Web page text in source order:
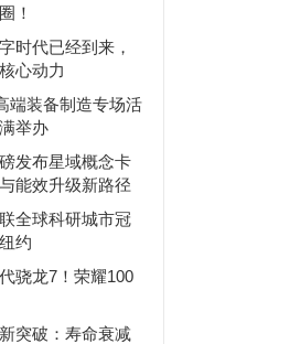
！
时代已经到来，
心动力
端装备制造专场活
举办
发布星域概念卡
能效升级新路径
全球科研城市冠
约
骁龙7！荣耀100
突破：寿命衰减